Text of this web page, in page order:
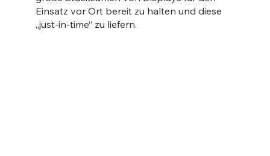
Einsatz vor Ort bereit zu halten und diese
„just-in-time“ zu liefern.